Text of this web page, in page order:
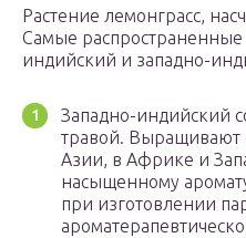
Растение лемонграсс,
Самые
индийский и западно-
Западно-индийский
травой. Выращивают
Азии, в Африке и
насыщенному
при изготовлении